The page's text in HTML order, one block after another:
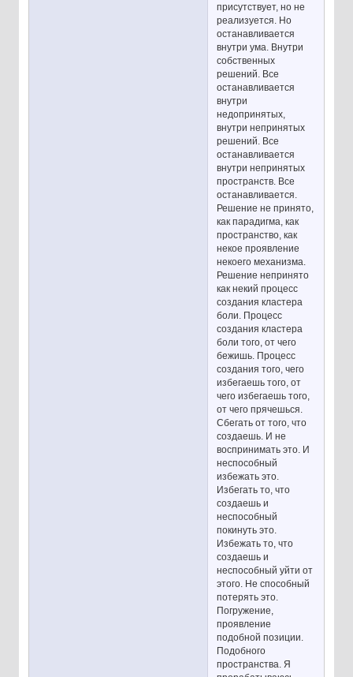
присутствует, но не
реализуется. Но
останавливается
внутри ума. Внутри
собственных
решений. Все
останавливается
внутри
недопринятых,
внутри непринятых
решений. Все
останавливается
внутри непринятых
пространств. Все
останавливается.
Решение не принято,
как парадигма, как
пространство, как
некое проявление
некоего механизма.
Решение непринято
как некий процесс
создания кластера
боли. Процесс
создания кластера
боли того, от чего
бежишь. Процесс
создания того, чего
избегаешь того, от
чего избегаешь того,
от чего прячешься.
Сбегать от того, что
создаешь. И не
воспринимать это. И
неспособный
избежать это.
Избегать то, что
создаешь и
неспособный
покинуть это.
Избежать то, что
создаешь и
неспособный уйти от
этого. Не способный
потерять это.
Погружение,
проявление
подобной позиции.
Подобного
пространства. Я